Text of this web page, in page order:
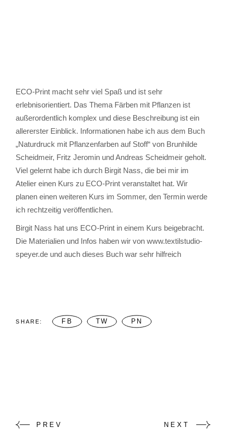
ECO-Print macht sehr viel Spaß und ist sehr
erlebnisorientiert. Das Thema Färben mit Pflanzen ist
außerordentlich komplex und diese Beschreibung ist ein
allererster Einblick. Informationen habe ich aus dem Buch
„Naturdruck mit Pflanzenfarben auf Stoff“ von Brunhilde
Scheidmeir, Fritz Jeromin und Andreas Scheidmeir geholt.
Viel gelernt habe ich durch Birgit Nass, die bei mir im
Atelier einen Kurs zu ECO-Print veranstaltet hat. Wir
planen einen weiteren Kurs im Sommer, den Termin werde
ich rechtzeitig veröffentlichen.
Birgit Nass hat uns ECO-Print in einem Kurs beigebracht.
Die Materialien und Infos haben wir von www.textilstudio-
speyer.de und auch dieses Buch war sehr hilfreich
SHARE: FB TW PN
PREV NEXT